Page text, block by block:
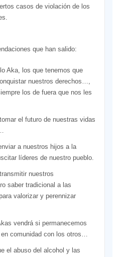
casos de violación de los
que han salido:
Aka, los que tenemos que
nuestros derechos…,
los de fuera que nos les
el futuro de nuestras vidas
a nuestros hijos a la
líderes de nuestro pueblo.
nuestros
saber tradicional a las
valorizar y perennizar
vendrá si permanecemos
comunidad con los otros…
el abuso del alcohol y las